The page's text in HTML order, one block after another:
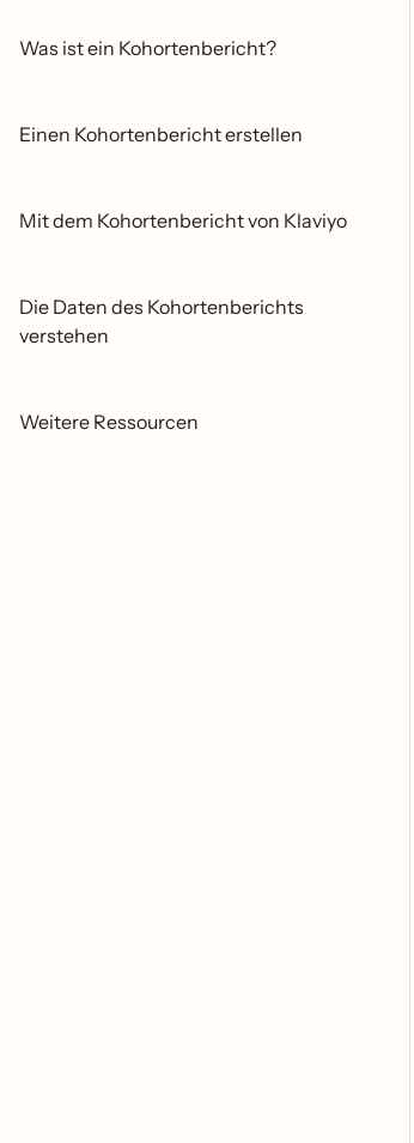
Was ist ein Kohortenbericht?
Einen Kohortenbericht erstellen
Mit dem Kohortenbericht von Klaviyo
Die Daten des Kohortenberichts
verstehen
Weitere Ressourcen